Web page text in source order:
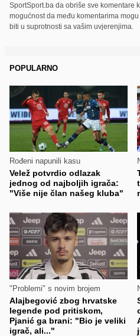
SportSport.ba da obriše sve komentare
mogućnost da među komentarima
biti u suprotnosti sa vašim uvjerenjima.
POPULARNO
Rođeni napunili kasu
Velež potvrdio odlazak
jednog od najboljih igrača:
"Više nije član našeg kluba"
"Problemi" s novim brojem
Alajbegović zbog hrvatske
legende pod pritiskom,
Pjanić ga brani: "Bio je veliki
igrač, ali..."